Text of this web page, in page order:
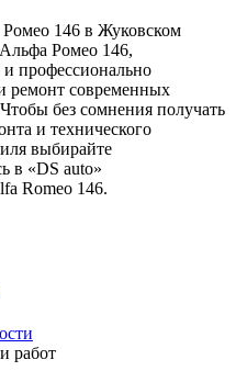
146 в Жуковском
Ромео 146,
профессионально
ремонт современных
без сомнения получать
и технического
выбирайте
в «DS auto»
Romeo 146.
работ